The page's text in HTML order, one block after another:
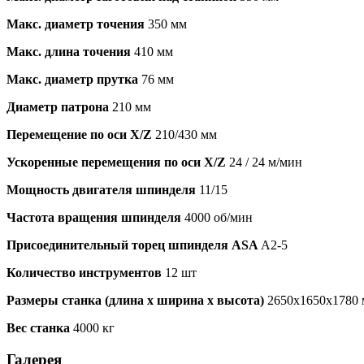
Макс. диаметр точения 350 мм
Макс. длина точения 410 мм
Макс. диаметр прутка 76 мм
Диаметр патрона 210 мм
Перемещение по оси X/Z 210/430 мм
Ускоренные перемещения по оси X/Z 24 / 24 м/мин
Мощность двигателя шпинделя 11/15
Частота вращения шпинделя 4000 об/мин
Присоединительный торец шпинделя ASA A2-5
Количество инструментов 12 шт
Размеры станка (длина х ширина х высота) 2650х1650х1780
Вес станка 4000 кг
Галерея